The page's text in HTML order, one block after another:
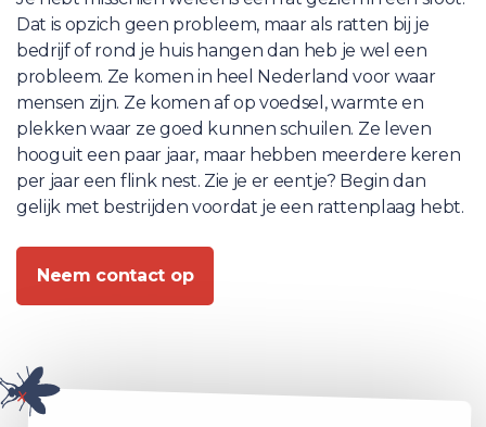
Dat is opzich geen probleem, maar als ratten bij je
bedrijf of rond je huis hangen dan heb je wel een
probleem. Ze komen in heel Nederland voor waar
mensen zijn. Ze komen af op voedsel, warmte en
plekken waar ze goed kunnen schuilen. Ze leven
hooguit een paar jaar, maar hebben meerdere keren
per jaar een flink nest. Zie je er eentje? Begin dan
gelijk met bestrijden voordat je een rattenplaag hebt.
Neem contact op